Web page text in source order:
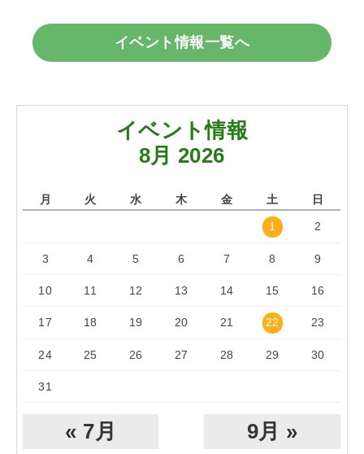
イベント情報一覧へ
イベント情報
8月 2026
月 火 水 木 金 土 日
1 2
3 4 5 6 7 8 9
10 11 12 13 14 15 16
17 18 19 20 21 22 23
24 25 26 27 28 29 30
31
« 7月 9月 »